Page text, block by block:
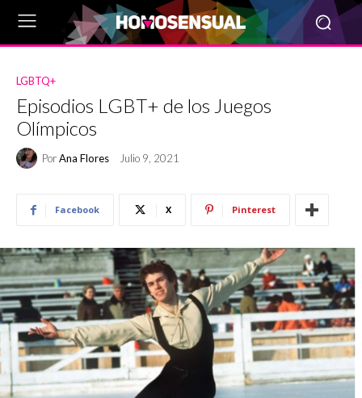
LGBTQ+
Episodios LGBT+ de los Juegos
Olímpicos
PorAna Flores Julio 9, 2021
Facebook X Pinterest